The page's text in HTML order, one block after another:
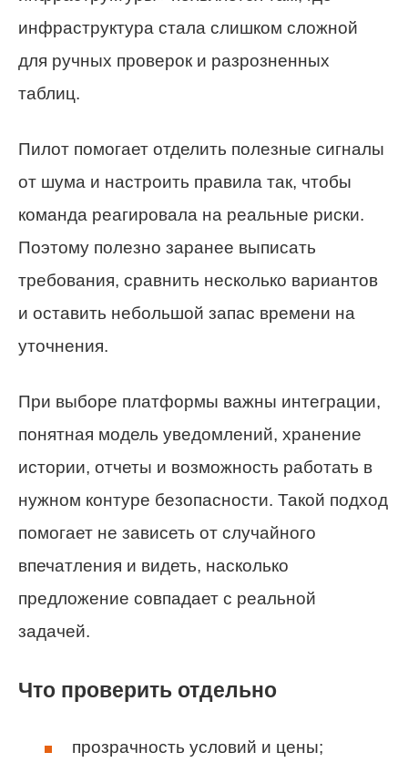
инфраструктура стала слишком сложной
для ручных проверок и разрозненных
таблиц.
Пилот помогает отделить полезные сигналы
от шума и настроить правила так, чтобы
команда реагировала на реальные риски.
Поэтому полезно заранее выписать
требования, сравнить несколько вариантов
и оставить небольшой запас времени на
уточнения.
При выборе платформы важны интеграции,
понятная модель уведомлений, хранение
истории, отчеты и возможность работать в
нужном контуре безопасности. Такой подход
помогает не зависеть от случайного
впечатления и видеть, насколько
предложение совпадает с реальной
задачей.
Что проверить отдельно
прозрачность условий и цены;